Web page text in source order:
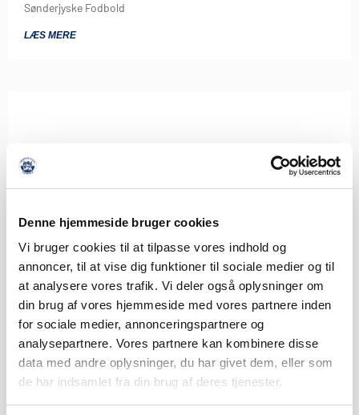
Denne hjemmeside bruger cookies
Vi bruger cookies til at tilpasse vores indhold og
annoncer, til at vise dig funktioner til sociale medier og til
at analysere vores trafik. Vi deler også oplysninger om
din brug af vores hjemmeside med vores partnere inden
for sociale medier, annonceringspartnere og
analysepartnere. Vores partnere kan kombinere disse
data med andre oplysninger, du har givet dem, eller som
de har indsamlet fra din brug af deres tjenester.
Sønderjyske Fodbold
LÆS MERE